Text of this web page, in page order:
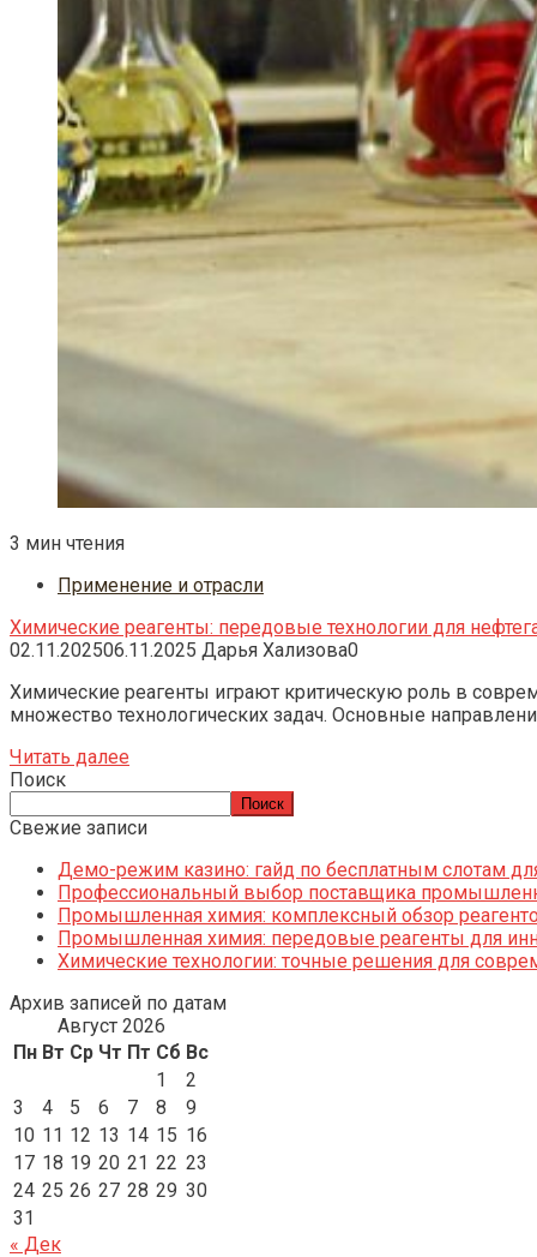
3 мин чтения
Применение и отрасли
Химические реагенты: передовые технологии для
02.11.202506.11.2025 Дарья Хализова0
Химические реагенты играют критическую роль в
множество технологических задач. Основные
Читать далее
Поиск
Поиск
Свежие записи
Демо-режим казино: гайд по бесплатным слотам
Профессиональный выбор поставщика
Промышленная химия: комплексный обзор
Промышленная химия: передовые реагенты для
Химические технологии: точные решения для
Архив записей по датам
Август 2026
Пн Вт Ср Чт Пт Сб Вс
1
2
3
4 5 6 7 8
9
10 11 12 13 14 15 16
17 18 19 20 21 22 23
24 25 26 27 28 29 30
31
« Дек